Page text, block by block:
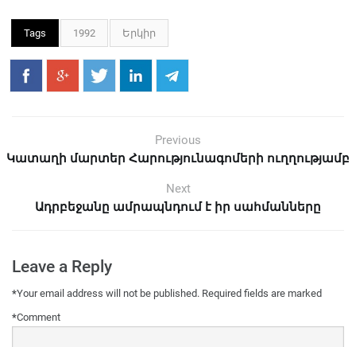
Tags 1992 Երկիր
Previous
Կատաղի մարտեր Հարությունագոմերի ուղղությամբ
Next
Ադրբեջանը ամրապնդում է իր սահմանները
Leave a Reply
Your email address will not be published. Required fields are marked
*
Comment
*